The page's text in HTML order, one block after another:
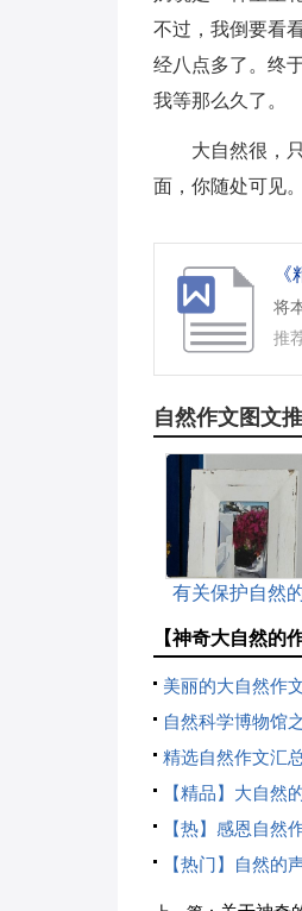
不过，我倒要看
经八点多了。终
我等那么久了。
大自然很，
面，你随处可见。
将
推
自然作文图文
有关保护自然
【神奇大自然的
美丽的大自然作
自然科学博物馆
精选自然作文汇
【精品】大自然
【热】感恩自然
【热门】自然的